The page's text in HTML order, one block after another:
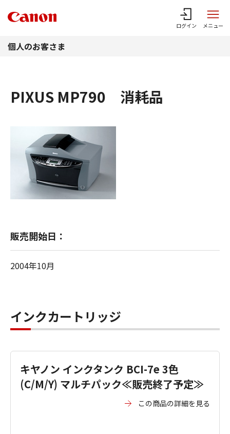
ログイン メニュー
個人のお客さま
PIXUS MP790 消耗品
販売開始日：
2004年10月
インクカートリッジ
キヤノン インクタンク BCI-7e 3色
(C/M/Y) マルチパック≪販売終了予定≫
この商品の詳細を見る